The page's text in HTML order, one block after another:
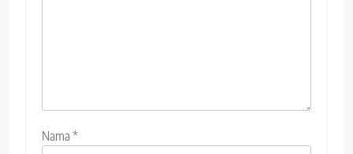
Nama*